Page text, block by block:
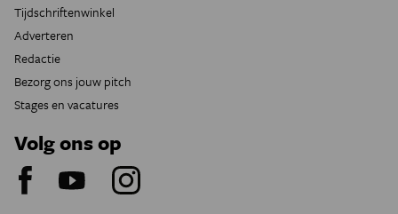
Tijdschriftenwinkel
Adverteren
Redactie
Bezorg ons jouw pitch
Stages en vacatures
Volg ons op